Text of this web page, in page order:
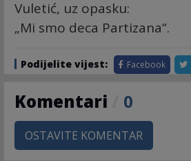
Vuletić, uz opasku:
„Mi smo deca Partizana“.
Podijelite vijest: Facebook
Komentari 0
OSTAVITE KOMENTAR